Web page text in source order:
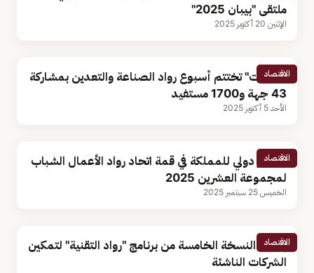
ملتقى "بيبان 2025"
الإثنين 20 أكتوبر 2025
الاقتصاد
"منشآت" تختتم أسبوع رواد الصناعة والتعدين بمشاركة
43 جهة و1700 مستفيد
الأحد 5 أكتوبر 2025
الاقتصاد
حضور دولي للمملكة في قمة اتحاد رواد الأعمال الشباب
لمجموعة العشرين 2025
الخميس 25 سبتمبر 2025
الاقتصاد
إطلاق النسخة الخامسة من برنامج "رواد التقنية" لتمكين
الشركات الناشئة